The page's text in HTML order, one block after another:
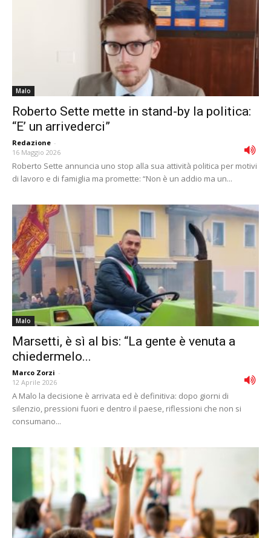
Malo
Roberto Sette mette in stand-by la politica:
“E’ un arrivederci”
Redazione -
16 Maggio 2026
Roberto Sette annuncia uno stop alla sua attività politica per motivi
di lavoro e di famiglia ma promette: “Non è un addio ma un...
Malo
Marsetti, è sì al bis: “La gente è venuta a
chiedermelo...
Marco Zorzi -
12 Aprile 2026
A Malo la decisione è arrivata ed è definitiva: dopo giorni di
silenzio, pressioni fuori e dentro il paese, riflessioni che non si
consumano...